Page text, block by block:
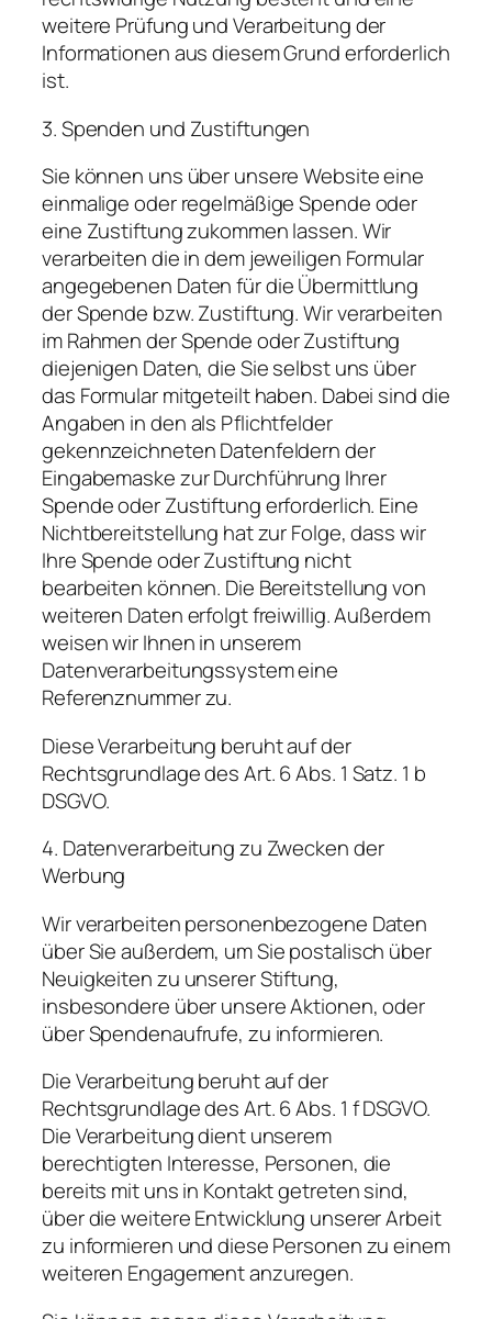
weitere Prüfung und Verarbeitung der
Informationen aus diesem Grund erforderlich
ist.
3. Spenden und Zustiftungen
Sie können uns über unsere Website eine
einmalige oder regelmäßige Spende oder
eine Zustiftung zukommen lassen. Wir
verarbeiten die in dem jeweiligen Formular
angegebenen Daten für die Übermittlung
der Spende bzw. Zustiftung. Wir verarbeiten
im Rahmen der Spende oder Zustiftung
diejenigen Daten, die Sie selbst uns über
das Formular mitgeteilt haben. Dabei sind die
Angaben in den als Pflichtfelder
gekennzeichneten Datenfeldern der
Eingabemaske zur Durchführung Ihrer
Spende oder Zustiftung erforderlich. Eine
Nichtbereitstellung hat zur Folge, dass wir
Ihre Spende oder Zustiftung nicht
bearbeiten können. Die Bereitstellung von
weiteren Daten erfolgt freiwillig. Außerdem
weisen wir Ihnen in unserem
Datenverarbeitungssystem eine
Referenznummer zu.
Diese Verarbeitung beruht auf der
Rechtsgrundlage des Art. 6 Abs. 1 Satz. 1 b
DSGVO.
4. Datenverarbeitung zu Zwecken der
Werbung
Wir verarbeiten personenbezogene Daten
über Sie außerdem, um Sie postalisch über
Neuigkeiten zu unserer Stiftung,
insbesondere über unsere Aktionen, oder
über Spendenaufrufe, zu informieren.
Die Verarbeitung beruht auf der
Rechtsgrundlage des Art. 6 Abs. 1 f DSGVO.
Die Verarbeitung dient unserem
berechtigten Interesse, Personen, die
bereits mit uns in Kontakt getreten sind,
über die weitere Entwicklung unserer Arbeit
zu informieren und diese Personen zu einem
weiteren Engagement anzuregen.